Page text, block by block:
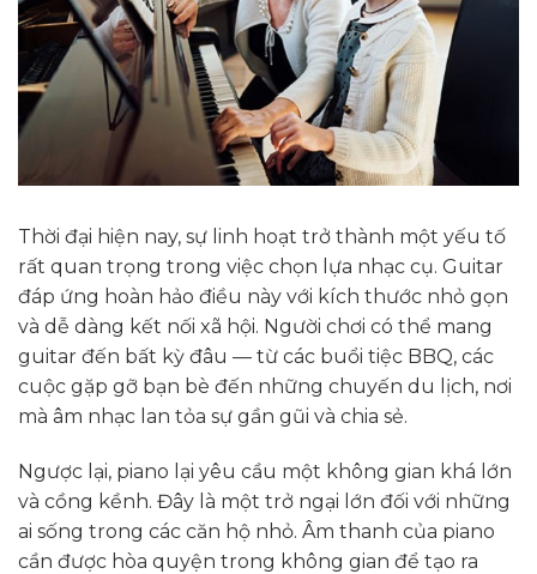
Thời đại hiện nay, sự linh hoạt trở thành một yếu tố
rất quan trọng trong việc chọn lựa nhạc cụ. Guitar
đáp ứng hoàn hảo điều này với kích thước nhỏ gọn
và dễ dàng kết nối xã hội. Người chơi có thể mang
guitar đến bất kỳ đâu — từ các buổi tiệc BBQ, các
cuộc gặp gỡ bạn bè đến những chuyến du lịch, nơi
mà âm nhạc lan tỏa sự gần gũi và chia sẻ.
Ngược lại, piano lại yêu cầu một không gian khá lớn
và cồng kềnh. Đây là một trở ngại lớn đối với những
ai sống trong các căn hộ nhỏ. Âm thanh của piano
cần được hòa quyện trong không gian để tạo ra